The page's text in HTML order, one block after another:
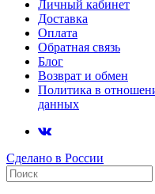
Личный кабинет
Доставка
Оплата
Обратная связь
Блог
Возврат и обмен
Политика в
данных
Сделано в России